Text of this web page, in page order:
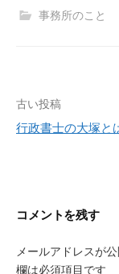
事務所のこと
投
稿
ゲ
シ
古い投稿
行政書士の大塚
コメントを残す
メールアドレスが
欄は必須項目です